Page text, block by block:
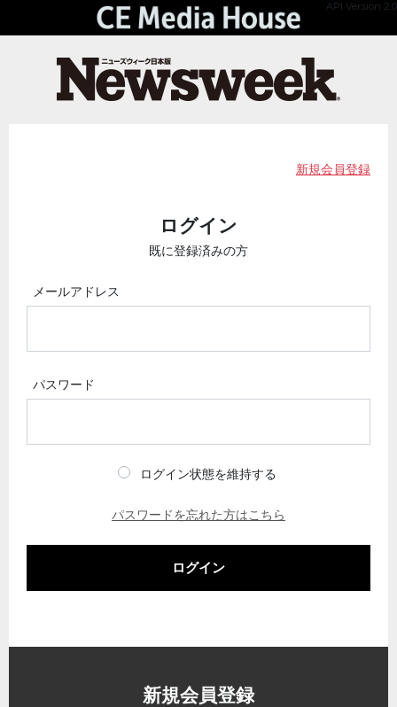
API Version 2.0
新規会員登録
ログイン
既に登録済みの方
メールアドレス
パスワード
ログイン状態を維持する
パスワードを忘れた方はこちら
ログイン
新規会員登録